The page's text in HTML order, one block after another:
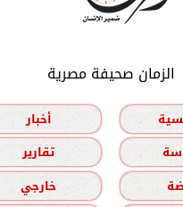
الزمان صحيفة مصرية
أخبار
تقارير
خارجي